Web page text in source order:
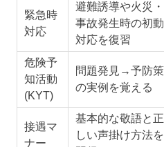
緊急時
対応
避難誘導や火災・
事故発生時の初動
対応を復習
危険予
知活動
(KYT)
問題発見→予防策
の実例を覚える
接遇マ
ナー
基本的な敬語と正
しい声掛け方法を